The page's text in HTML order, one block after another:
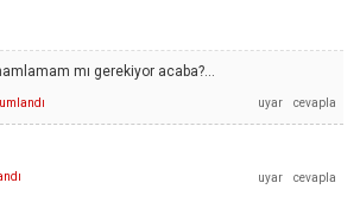
mı gerekiyor acaba?...